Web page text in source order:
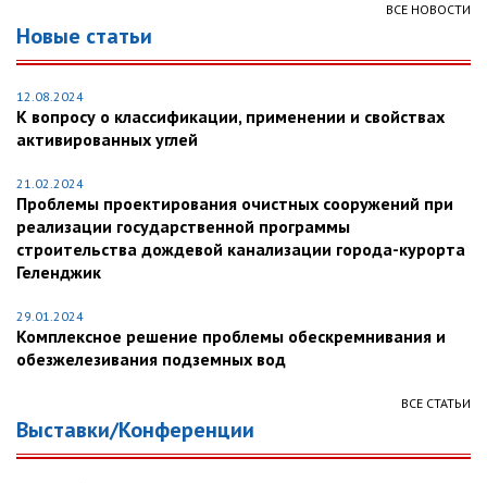
ВСЕ НОВОСТИ
Новые статьи
12.08.2024
К вопросу о классификации, применении и свойствах
активированных углей
21.02.2024
Проблемы проектирования очистных сооружений при
реализации государственной программы
строительства дождевой канализации города-курорта
Геленджик
29.01.2024
Комплексное решение проблемы обескремнивания и
обезжелезивания подземных вод
ВСЕ СТАТЬИ
Выставки/Конференции